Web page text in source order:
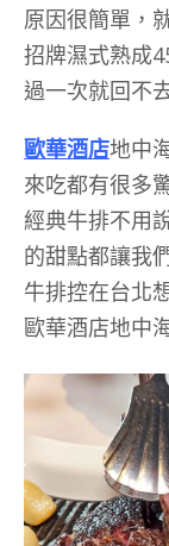
原因很簡單，
招牌濕式熟成
過一次就回不
歐華酒店地中
來吃都有很多
經典牛排不用
的甜點都讓我
牛排控在台北
歐華酒店地中